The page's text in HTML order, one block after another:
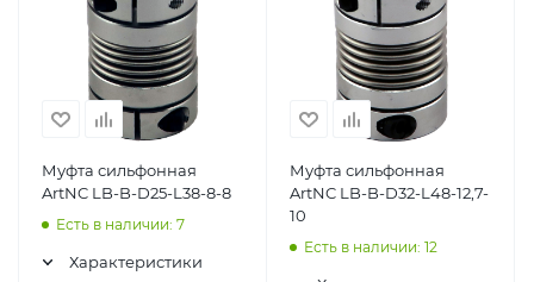
Муфта сильфонная
ArtNC LB-B-D25-L38-8-8
Есть в наличии: 7
Характеристики
Муфта сильфонная
ArtNC LB-B-D32-L48-12,7-
10
Есть в наличии: 12